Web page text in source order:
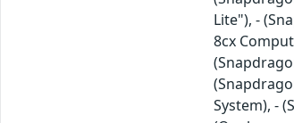
Lite"), -
8cx
System), -